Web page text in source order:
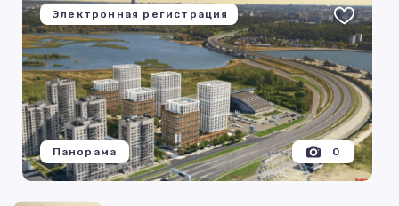
Электронная регистрация
0
Панорама